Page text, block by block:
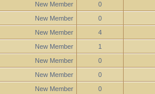
New Member
0
New Member
0
New Member
4
New Member
1
New Member
0
New Member
0
New Member
0